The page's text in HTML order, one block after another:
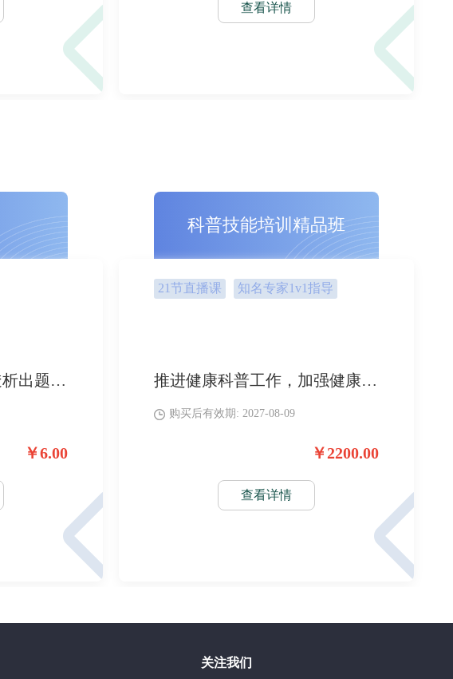
查看详情
集合历年考试金题，透析出题规律，聚焦考试方向，掌握考纲常考知识点及解题技巧，试题涵盖解析率高。
￥6.00
科普技能培训精品班
21节直播课 知名专家1v1指导
推进健康科普工作，加强健康知识普及，提升公众健康素养，助力医护人员科普能力建设。
购买后有效期: 2027-08-09
￥2200.00
查看详情
关注我们